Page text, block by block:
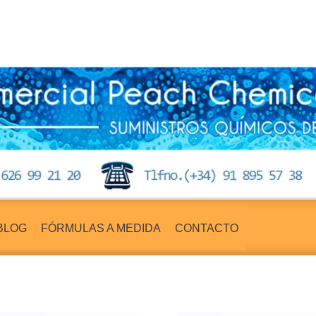
FÓRMULAS A MEDIDA CONTACTO